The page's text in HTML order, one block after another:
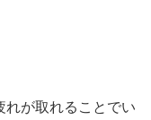
れが取れることでい